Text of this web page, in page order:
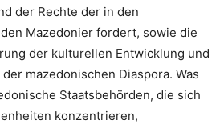
der Rechte der in den
Mazedonier fordert, sowie die
der kulturellen Entwicklung und
mazedonischen Diaspora. Was
Staatsbehörden, die sich
konzentrieren,